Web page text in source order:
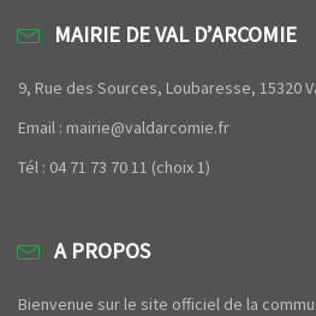
MAIRIE DE VAL D’ARCOMIE
9, Rue des Sources, Loubaresse, 15320
Email : mairie@valdarcomie.fr
Tél : 04 71 73 70 11 (choix 1)
A PROPOS
Bienvenue sur le site officiel de la